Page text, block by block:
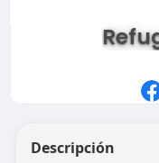
Descripción